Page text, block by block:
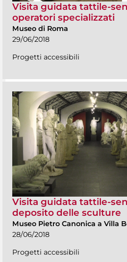
Visita guidata tattile-
operatori specializzati
Museo di Roma
29/06/2018
Progetti accessibili
Visita guidata tattile-
deposito delle sculture
Museo Pietro Canonica a Villa
28/06/2018
Progetti accessibili